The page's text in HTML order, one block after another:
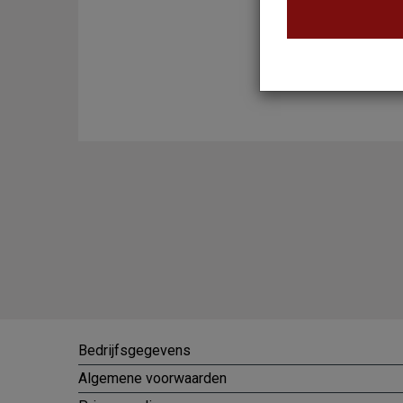
Bedrijfsgegevens
Algemene voorwaarden